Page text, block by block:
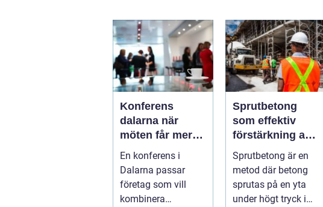
Konferens
dalarna när
möten får mer
innehåll
En konferens i
Dalarna passar
företag som vill
kombinera
Sprutbetong
som effektiv
förstärkning av
berg och betong
Sprutbetong är en
metod där betong
sprutas på en yta
under högt tryck i